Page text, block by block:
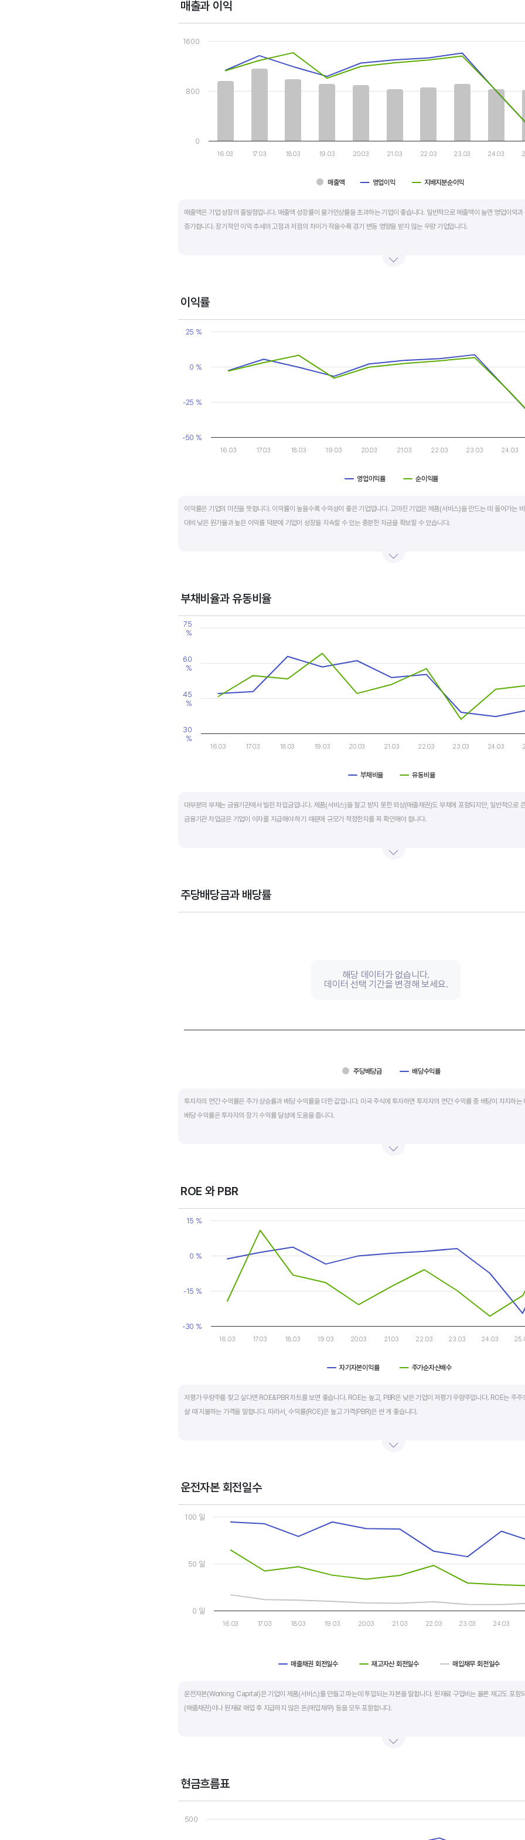
매출과 이익
Chart
View as data table, Chart
The chart has 1 X axis displaying categories.
The chart has 2 Y axes displaying values, and values.
매출액 영업이익 지배지분순이익
16.03 17.03 18.03 19.03 20.03 21.03 22.03 23.03 24.03
0
800
1600
매출액은 기업 성장의 출발점입니다. 매출액 성장률이 물가인상률을 초과하는 기업이 좋습니다. 일반적으로 매출액이 늘면 영업이익
증가합니다. 장기적인 이익 추세의 고점과 저점의 차이가 작을수록 경기 변동 영향을 받지 않는 우량 기업입니다.
매출액, 영업이익, 순이익 모두 우상향 하는 기업은 주가도 꾸준히 상승합니다. 주가 상승의 출발점이 꾸준한 매출액 증가에서 시작한다
이익률
Chart
Line chart with 2 lines.
The chart has 1 X axis displaying categories.
The chart has 1 Y axis displaying values. Data ranges from -44.68 to 12.78.
영업이익률 순이익률
16.03 17.03 18.03 19.03 20.03 21.03 22.03 23.03 24.03
-50 %
-25 %
0 %
25 %
이익률은 기업의 마진을 뜻합니다. 이익률이 높을수록 수익성이 좋은 기업입니다. 고마진 기업은 제품(서비스)을 만드는 데 들어가는
대비 낮은 원가율과 높은 이익률 덕분에 기업이 성장을 지속할 수 있는 충분한 자금을 확보할 수 있습니다.
부채비율과 유동비율
Chart
Line chart with 2 lines.
View as data table, Chart
The chart has 1 X axis displaying categories.
The chart has 2 Y axes displaying values, and values.
부채비율 유동비율
16.03 17.03 18.03 19.03 20.03 21.03 22.03 23.03 24.03
30
%
45
%
60
%
75
%
대부분의 부채는 금융기관에서 빌린 차입금입니다. 제품(서비스)을 팔고 받지 못한 외상(매출채권)도 부채에 포함되지만, 일반적으로
금융기관 차입금은 기업이 이자를 지급해야 하기 때문에 규모가 적정한지를 꼭 확인해야 합니다.
주당배당금과 배당률
Chart
주당배당금 배당수익률
해당 데이터가 없습니다.
데이터 선택 기간을 변경해 보세요.
투자자의 연간 수익률은 주가 상승률과 배당 수익률을 더한 값입니다. 미국 주식에 투자하면 투자자의 연간 수익률 중 배당이 차지하
배당 수익률은 투자자의 장기 수익률 달성에 도움을 줍니다.
매력이 있는 기업이고 배당수익률은 높을수록 좋습니다.
ROE 와 PBR
Chart
Line chart with 2 lines.
View as data table, Chart
The chart has 1 X axis displaying categories.
The chart has 2 Y axes displaying values, and values.
자기자본이익률 주가순자산배수
16.03 17.03 18.03 19.03 20.03 21.03 22.03 23.03 24.03
-30 %
-15 %
0 %
15 %
저평가 우량주를 찾고 싶다면 ROE&PBR 차트를 보면 좋습니다. ROE는 높고, PBR은 낮은 기업이 저평가 우량주입니다. ROE는 주주
살 때 지불하는 가격을 말합니다. 따라서, 수익률(ROE)은 높고 가격(PBR)은 싼 게 좋습니다.
ROE는 자기자본이익률이라고 하며 (순이익/자본총계)*100% 로 계산합니다. PBR은 주가순자산배수라고 하며 (시가총액/자본총계)
운전자본 회전일수
Chart
Line chart with 3 lines.
View as data table, Chart
The chart has 1 X axis displaying categories.
The chart has 2 Y axes displaying values, and values.
매출채권 회전일수 재고자산 회전일수 매입채무 회전일수
16.03 17.03 18.03 19.03 20.03 21.03 22.03 23.03 24.03
0 일
50 일
100 일
운전자본(Working Capital)은 기업이 제품(서비스)를 만들고 파는데 투입되는 자본을 말합니다. 원재료 구입비는 물론 재고도 포함
(매출채권)이나 원재료 매입 후 지급하지 않은 돈(매입채무) 등을 모두 포함합니다.
운전자본 회전일수는 낮을 수록 좋습니다. 운전자본 회전일수가 낮으면 회사의 현금 회전이 빠릅니다. 현금 → 원재료 → 제품 → 매출
운전자본 회전일수는 매출채권 회전일수 + 재고자산 회전일수 - 매입채무 회전일수로 계산합니다. 매출채권 회전일수는 제품 판매 후
회수하는데 걸리는 일수를 말하며 낮을수록 좋습니다. 재고자산 회전일수는 원재료를 매입해 생산, 판매할 때까지 걸리는 일수를 말하
현금흐름표
Chart
View as data table, Chart
500